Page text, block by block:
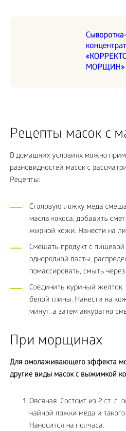
Сыворотка-
концентрат
МОРЩИН»
Рецепты масок с
В домашних условиях можно
разновидностей масок с
Рецепты:
Столовую ложку меда
масла кокоса, добавить
жирной кожи. Нанести на
Смешать продукт с
однородной пасты,
помассировать, смыть
Соединить куриный
белой глины. Нанести на
минут, а затем аккуратно
При морщинах
Для омолаживающего эффекта
другие виды масок с выжимкой
Овсяная. Состоит из 2 ст. л.
чайной ложки меда и
Наносится на полчаса.